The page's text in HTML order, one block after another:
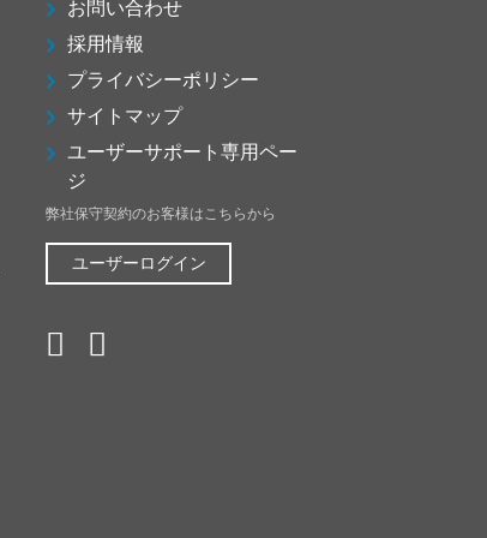
お問い合わせ
採用情報
プライバシーポリシー
サイトマップ
ユーザーサポート専用ペー
ジ
弊社保守契約のお客様はこちらから
ユーザーログイン